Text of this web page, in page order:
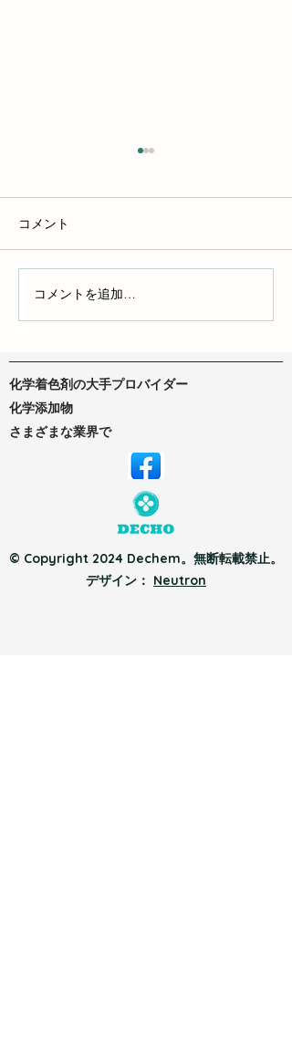
液体染料とポリマー染料
コメント
コメントを追加…
化学着色剤の大手プロバイダー
化学添加物
さまざまな業界で
© Copyright 2024 Dechem。無断転載禁止。
デザイン： Neutron